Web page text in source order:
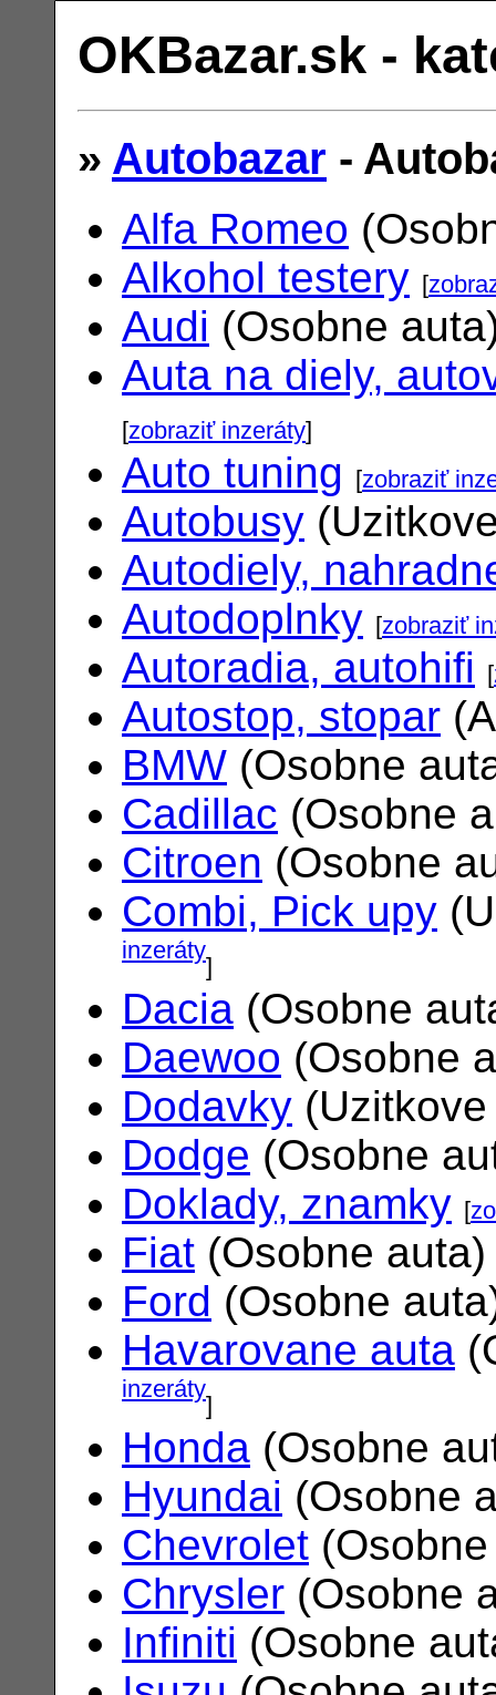
OKBazar.sk -
» Autobazar -
Alfa Romeo
Alkohol testery [
Audi (Osobne
Auta na diely,
[zobraziť inzeráty]
Auto tuning [zobraziť
Autobusy
Autodiely,
Autodoplnky [zobraziť
Autoradia, autohifi [
Autostop, stopar
BMW (Osobne
Cadillac (Osobne
Citroen (Osobne
Combi, Pick upy
inzeráty]
Dacia (Osobne
Daewoo (Osobne
Dodavky
Dodge (Osobne
Doklady, znamky [
Fiat (Osobne
Ford (Osobne
Havarovane auta
inzeráty]
Honda (Osobne
Hyundai (Osobne
Chevrolet
Chrysler (Osobne
Infiniti (Osobne